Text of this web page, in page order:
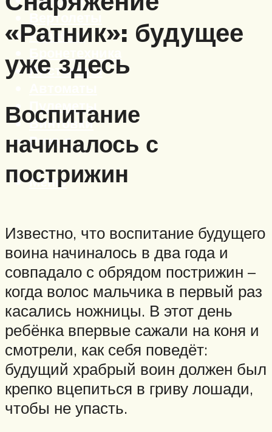
Вертолеты
Корабли
Пистолеты
Пулеметы
Винтовки
Ружья
Меню
«Ратник»: будущее
уже здесь
Воспитание
начиналось с
пострижин
Известно, что воспитание будущего
воина начиналось в два года и
совпадало с обрядом пострижин –
когда волос мальчика в первый раз
касались ножницы. В этот день
ребёнка впервые сажали на коня и
смотрели, как себя поведёт:
будущий храбрый воин должен был
крепко вцепиться в гриву лошади,
чтобы не упасть.